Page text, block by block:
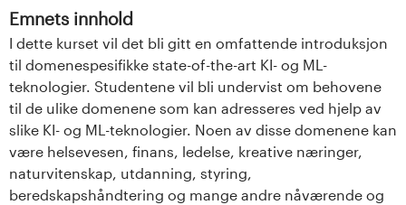
v
e
r
s
Emnets innhold
I dette kurset vil det bli gitt en omfattende introduksjon
til domenespesifikke state-of-the-art KI- og ML-
teknologier. Studentene vil bli undervist om behovene
til de ulike domenene som kan adresseres ved hjelp av
slike KI- og ML-teknologier. Noen av disse domenene kan
være helsevesen, finans, ledelse, kreative næringer,
naturvitenskap, utdanning, styring,
beredskapshåndtering og mange andre nåværende og